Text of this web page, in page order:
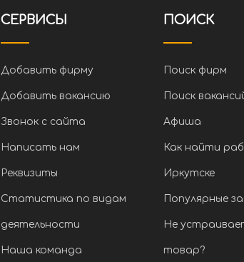
СЕРВИСЫ
Добавить фирму
Добавить вакансию
Звонок с сайта
Написать нам
Реквизиты
Статистика по видам
деятельности
Наша команда
ПОИСК
Поиск фирм
Поиск
Афиша
Как найти
Иркутске
Популярные
Не
товар?